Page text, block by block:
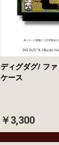
ディグダグ/ ファ
ケース
￥3,300